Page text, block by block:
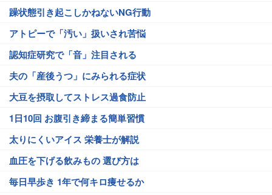
躁状態引き起こしかねないNG行動
アトピーで「汚い」扱いされ苦悩
認知症研究で「音」注目される
夫の「産後うつ」にみられる症状
大豆を摂取してストレス過食防止
1日10回 お腹引き締まる簡単習慣
太りにくいアイス 栄養士が解説
血圧を下げる飲みもの 選び方は
毎日早歩き 1年で何キロ痩せるか